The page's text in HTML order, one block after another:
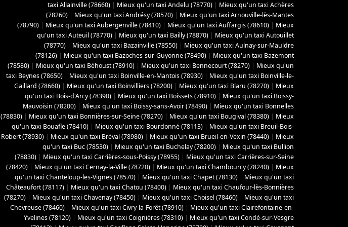
taxi Allainville (78660) | Mieux qu'un taxi Andelu (78770) | Mieux qu'un taxi Achères
(78260) | Mieux qu'un taxi Andrésy (78570) | Mieux qu'un taxi Arnouville-lès-Mantes
(78790) | Mieux qu'un taxi Aubergenville (78410) | Mieux qu'un taxi Auffargis (78610) | Mieux
qu'un taxi Auteuil (78770) | Mieux qu'un taxi Bailly (78870) | Mieux qu'un taxi Autouillet
(78770) | Mieux qu'un taxi Bazainville (78550) | Mieux qu'un taxi Aulnay-sur-Mauldre
(78126) | Mieux qu'un taxi Bazoches-sur-Guyonne (78490) | Mieux qu'un taxi Bazemont
(78580) | Mieux qu'un taxi Béhoust (78910) | Mieux qu'un taxi Bennecourt (78270) | Mieux qu'un
taxi Beynes (78650) | Mieux qu'un taxi Boinville-en-Mantois (78930) | Mieux qu'un taxi Boinville-le-
Gaillard (78660) | Mieux qu'un taxi Boinvilliers (78200) | Mieux qu'un taxi Blaru (78270) | Mieux
qu'un taxi Bois-d'Arcy (78390) | Mieux qu'un taxi Boissets (78910) | Mieux qu'un taxi Boissy-
Mauvoisin (78200) | Mieux qu'un taxi Boissy-sans-Avoir (78490) | Mieux qu'un taxi Bonnelles
(78830) | Mieux qu'un taxi Bonnières-sur-Seine (78270) | Mieux qu'un taxi Bougival (78380) | Mieux
qu'un taxi Bouafle (78410) | Mieux qu'un taxi Bourdonné (78113) | Mieux qu'un taxi Breuil-Bois-
Robert (78930) | Mieux qu'un taxi Bréval (78980) | Mieux qu'un taxi Brueil-en-Vexin (78440) | Mieux
qu'un taxi Buc (78530) | Mieux qu'un taxi Buchelay (78200) | Mieux qu'un taxi Bullion
(78830) | Mieux qu'un taxi Carrières-sous-Poissy (78955) | Mieux qu'un taxi Carrières-sur-Seine
(78420) | Mieux qu'un taxi Cernay-la-Ville (78720) | Mieux qu'un taxi Chambourcy (78240) | Mieux
qu'un taxi Chanteloup-les-Vignes (78570) | Mieux qu'un taxi Chapet (78130) | Mieux qu'un taxi
Châteaufort (78117) | Mieux qu'un taxi Chatou (78400) | Mieux qu'un taxi Chaufour-lès-Bonnières
(78270) | Mieux qu'un taxi Chavenay (78450) | Mieux qu'un taxi Choisel (78460) | Mieux qu'un taxi
Chevreuse (78460) | Mieux qu'un taxi Civry-la-Forêt (78910) | Mieux qu'un taxi Clairefontaine-en-
Yvelines (78120) | Mieux qu'un taxi Coignières (78310) | Mieux qu'un taxi Condé-sur-Vesgre